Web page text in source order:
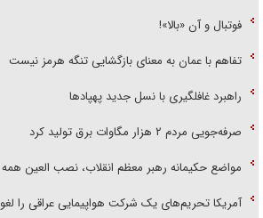
فوتبال و آن «بالا»!
تفاهم با عمان به معنای بازگشایی تنگه هرمز نیست
راهبرد غافلگیری با نسل جدید پهپاد‌ها
صرفه‌جویی مردم ۲ هزار مگاوات برق تولید کرد
مواضع حکیمانه رهبر معظم انقلاب، نصب العین
آمریکا تحریم‌های یک شرکت هواپیمایی عراقی را